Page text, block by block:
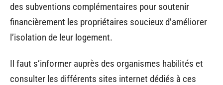
des subventions complémentaires pour soutenir
financièrement les propriétaires soucieux d’améliorer
l’isolation de leur logement.
Il faut s’informer auprès des organismes habilités et
consulter les différents sites internet dédiés à ces